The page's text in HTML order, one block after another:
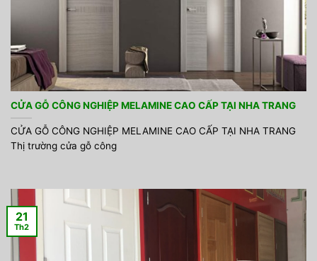
CỬA GỖ CÔNG NGHIỆP MELAMINE CAO CẤP TẠI NHA TRANG
CỬA GỖ CÔNG NGHIỆP MELAMINE CAO CẤP TẠI NHA TRANG
Thị trường cửa gỗ công
21
Th2